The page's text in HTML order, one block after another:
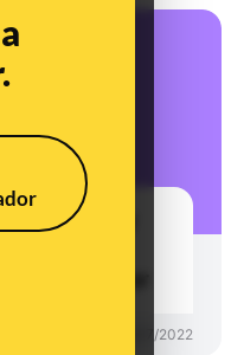
y
del calor
06/07/2022